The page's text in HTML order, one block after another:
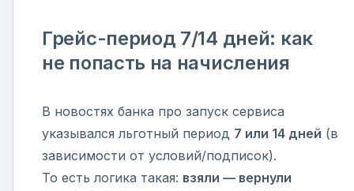
Грейс-период 7/14 дней: как
не попасть на начисления
В новостях банка про запуск сервиса
указывался льготный период 7 или 14 дней (в
зависимости от условий/подписок).
То есть логика такая: взяли — вернули